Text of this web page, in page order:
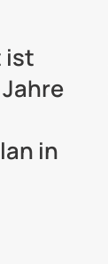
ist
in